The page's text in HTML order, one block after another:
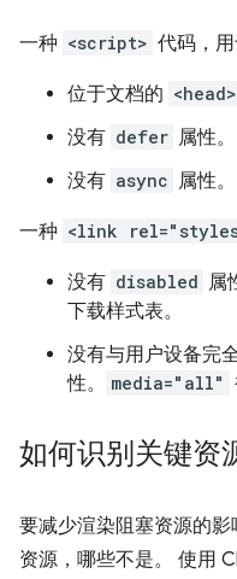
一种 <script> 代码，用
位于文档的 <head>
没有 defer 属性。
没有 async 属性。
一种 <link
没有 disabled 属
下载样式表。
没有与用户设备完
性。
media="all"
如何识别关键资
要减少渲染阻塞资源的
资源，哪些不是。 使用